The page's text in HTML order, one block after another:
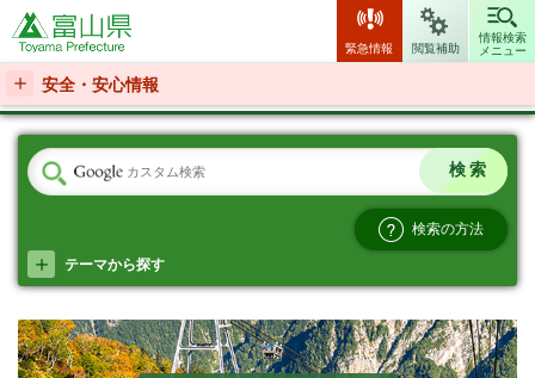
富山県
緊急情報 閲覧補助
情報検索
メニュー
安全・安心情報
検索の方法
テーマから探す